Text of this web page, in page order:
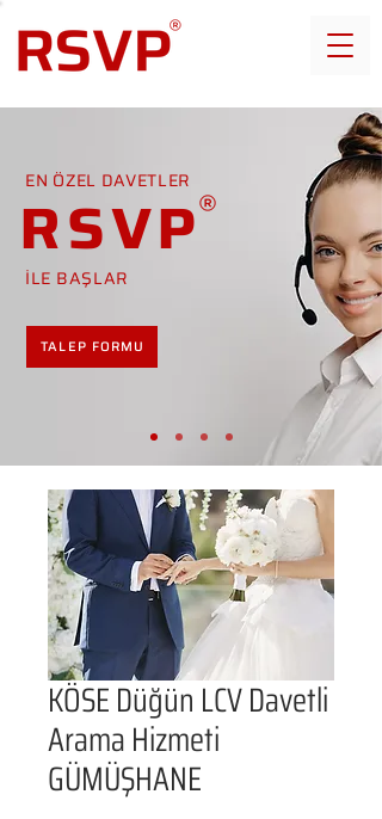
EN ÖZEL DAVETLER
RSVP
İLE BAŞLAR
TALEP FORMU
KÖSE Düğün LCV Davetli
Arama Hizmeti
GÜMÜŞHANE